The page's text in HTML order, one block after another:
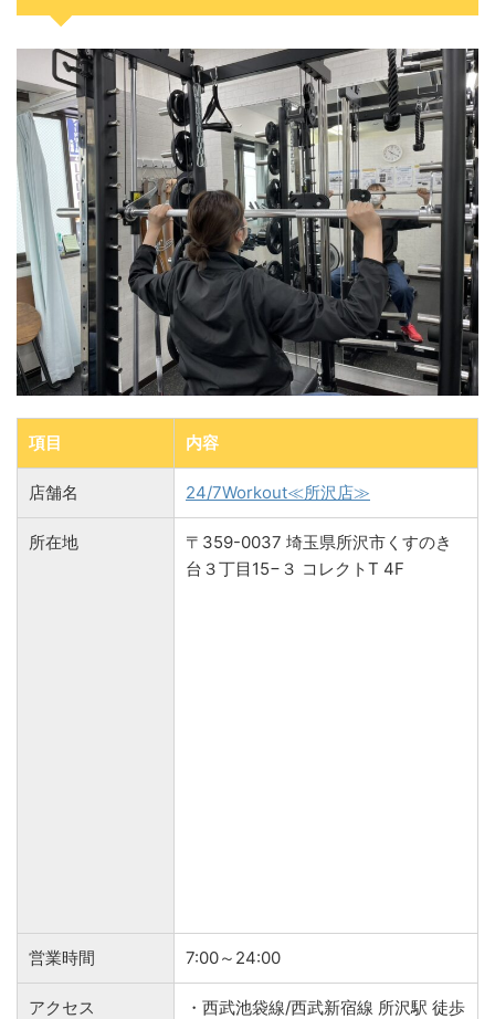
項目 内容
店舗名 24/7Workout≪所沢店≫
所在地
〒359-0037 埼玉県所沢市くすのき
台３丁目15−３ コレクトT 4F
営業時間 7:00～24:00
アクセス ・西武池袋線/西武新宿線 所沢駅 徒歩